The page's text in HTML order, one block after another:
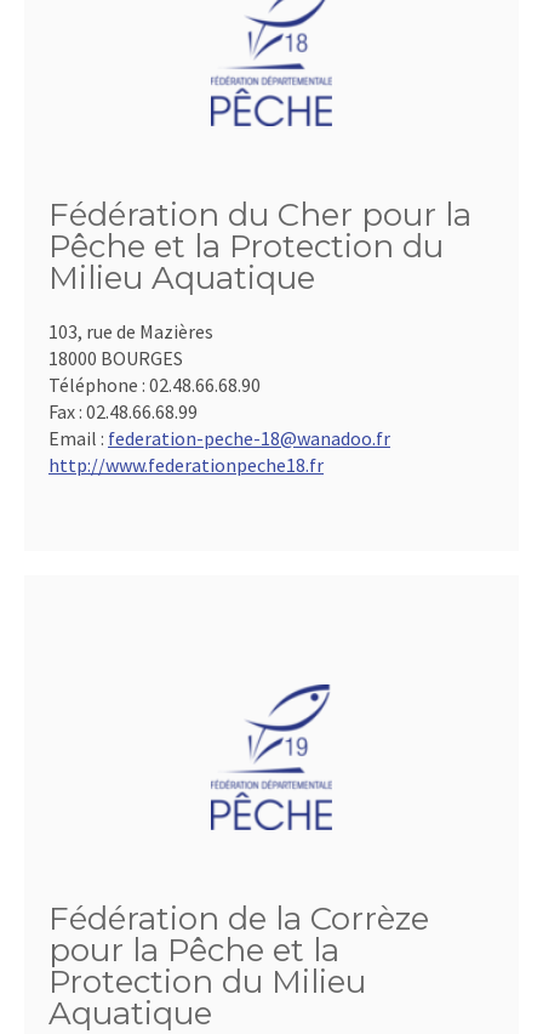
Fédération du Cher pour la
Pêche et la Protection du
Milieu Aquatique
103, rue de Mazières
18000 BOURGES
Téléphone : 02.48.66.68.90
Fax : 02.48.66.68.99
Email : federation-peche-18@wanadoo.fr
http://www.federationpeche18.fr
Fédération de la Corrèze
pour la Pêche et la
Protection du Milieu
Aquatique